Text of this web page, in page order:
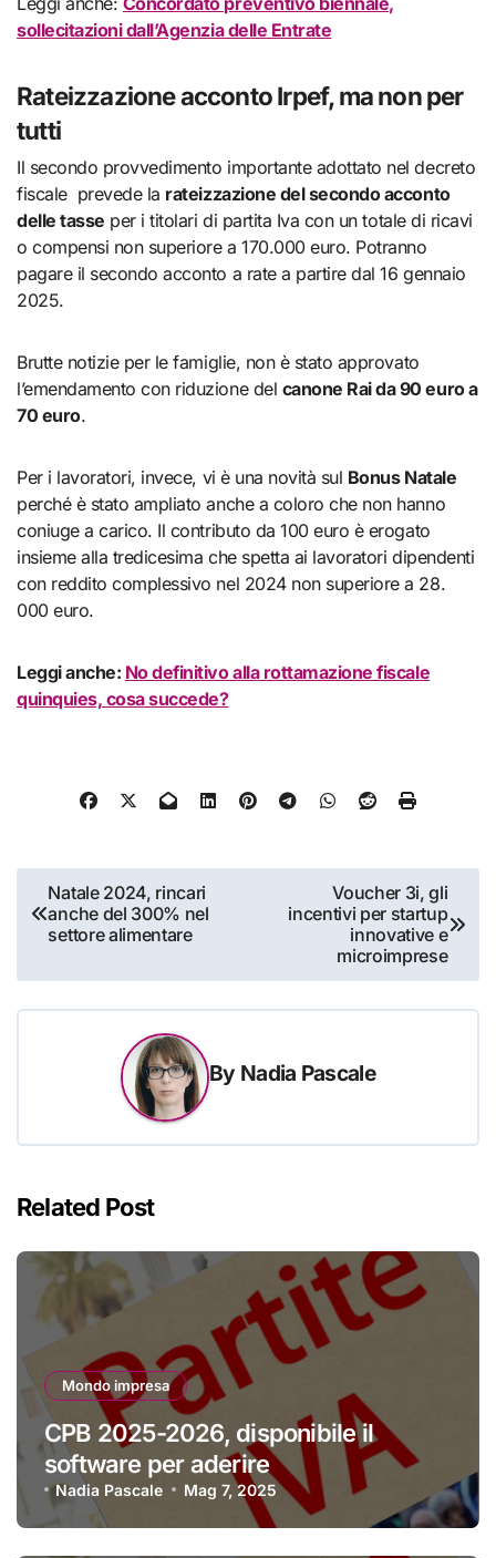
sollecitazioni dall’Agenzia delle Entrate
Rateizzazione acconto Irpef, ma non per
tutti
Il secondo provvedimento importante adottato nel decreto
fiscale prevede la rateizzazione del secondo acconto
delle tasse per i titolari di partita Iva con un totale di ricavi
o compensi non superiore a 170.000 euro. Potranno
pagare il secondo acconto a rate a partire dal 16 gennaio
2025.
Brutte notizie per le famiglie, non è stato approvato
l’emendamento con riduzione del canone Rai da 90 euro a
70 euro.
Per i lavoratori, invece, vi è una novità sul Bonus Natale
perché è stato ampliato anche a coloro che non hanno
coniuge a carico. Il contributo da 100 euro è erogato
insieme alla tredicesima che spetta ai lavoratori dipendenti
con reddito complessivo nel 2024 non superiore a 28.
000 euro.
Leggi anche: No definitivo alla rottamazione fiscale
quinquies, cosa succede?
Navigazione
articoli
Natale 2024, rincari
anche del 300% nel
settore alimentare
Voucher 3i, gli
incentivi per startup
innovative e
microimprese
By Nadia Pascale
Related Post
Mondo impresa
CPB 2025-2026, disponibile il
software per aderire
Nadia Pascale Mag 7, 2025